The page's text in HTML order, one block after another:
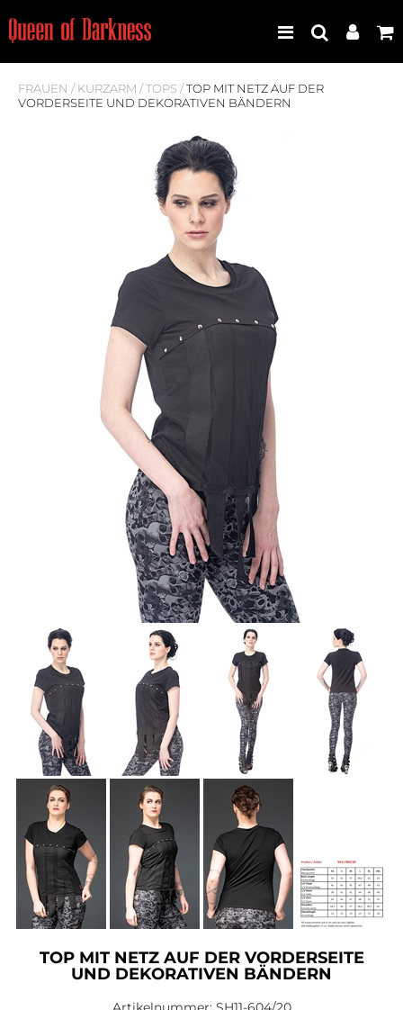
Best Seller
Neuheiten
Frauen
Männer
Plus Size
Store Leipzig
Accessoires
Sale
Gutscheine
FRAUEN / KURZARM /TOPS /TOP MIT NETZ AUF DER
VORDERSEITE UND DEKORATIVEN BÄNDERN
TOP MIT NETZ AUF DER VORDERSEITE
UND DEKORATIVEN BÄNDERN